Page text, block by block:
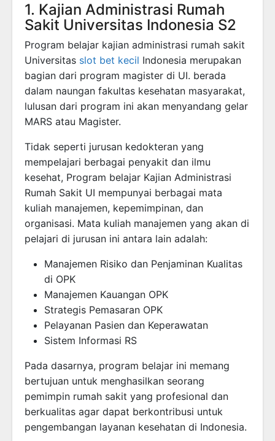
1. Kajian Administrasi Rumah
Sakit Universitas Indonesia S2
Program belajar kajian administrasi rumah sakit
Universitas slot bet kecil Indonesia merupakan
bagian dari program magister di UI. berada
dalam naungan fakultas kesehatan masyarakat,
lulusan dari program ini akan menyandang gelar
MARS atau Magister.
Tidak seperti jurusan kedokteran yang
mempelajari berbagai penyakit dan ilmu
kesehat, Program belajar Kajian Administrasi
Rumah Sakit UI mempunyai berbagai mata
kuliah manajemen, kepemimpinan, dan
organisasi. Mata kuliah manajemen yang akan di
pelajari di jurusan ini antara lain adalah:
Manajemen Risiko dan Penjaminan Kualitas
di OPK
Manajemen Kauangan OPK
Strategis Pemasaran OPK
Pelayanan Pasien dan Keperawatan
Sistem Informasi RS
Pada dasarnya, program belajar ini memang
bertujuan untuk menghasilkan seorang
pemimpin rumah sakit yang profesional dan
berkualitas agar dapat berkontribusi untuk
pengembangan layanan kesehatan di Indonesia.